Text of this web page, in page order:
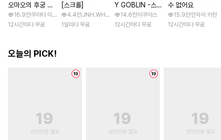
오마오의 후궁 수
수께끼 풀이수첩)
16.9만쿠라타 미노지 / 휴우가 나츠
12시간마다 무료
[스크롤]
4.4만JNH.WH Studio / Lasso
1일마다 무료
Y GOBLIN -스펑
키 고블린- [스크
롤]
14.6만이쿠야스
12시간마다 무료
수 없어요
15.9만안자이 카린
12시간마다 무료
오늘의 PICK!